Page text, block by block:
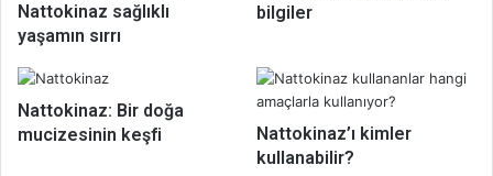
Nattokinaz sağlıklı
yaşamın sırrı
bilgiler
Nattokinaz: Bir doğa
mucizesinin keşfi
Nattokinaz’ı kimler
kullanabilir?